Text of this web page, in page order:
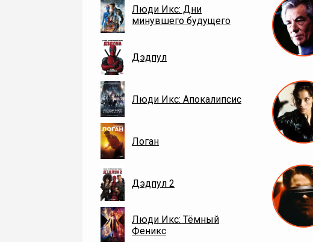
Люди Икс: Дни
минувшего будущего
Дэдпул
Люди Икс: Апокалипсис
Логан
Дэдпул 2
Люди Икс: Тёмный
Феникс